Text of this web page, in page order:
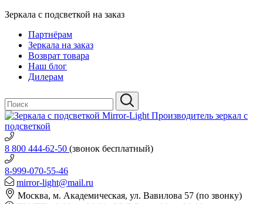
Зеркала с подсветкой на заказ
Партнёрам
Зеркала на заказ
Возврат товара
Наш блог
Дилерам
Производитель зеркал с
подсветкой
8 800 444-62-50 (звонок бесплатный)
8-999-070-55-46
mirror-light@mail.ru
Москва, м. Академическая, ул. Вавилова 57 (по звонку)